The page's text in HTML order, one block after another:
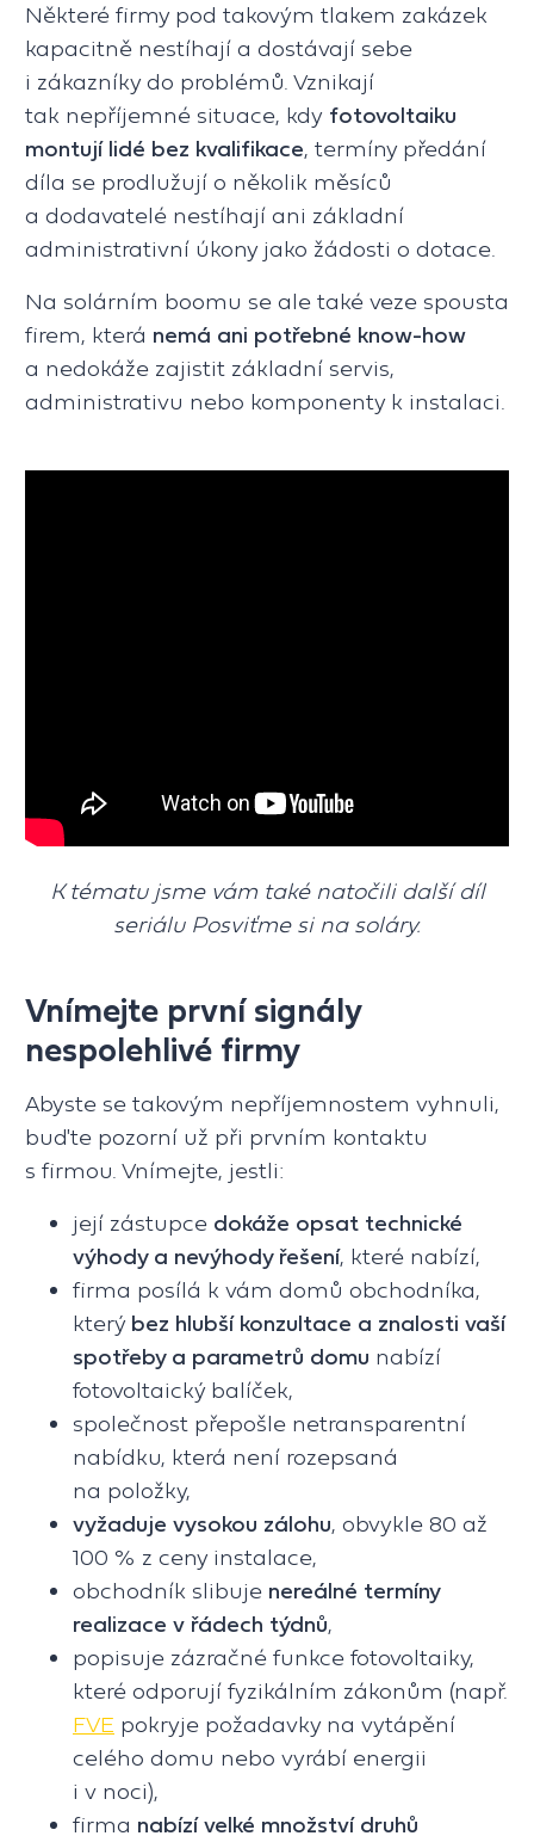
Některé firmy pod takovým tlakem zakázek
kapacitně nestíhají a dostávají sebe
i zákazníky do problémů. Vznikají
tak nepříjemné situace, kdy fotovoltaiku
montují lidé bez kvalifikace, termíny předání
díla se prodlužují o několik měsíců
a dodavatelé nestíhají ani základní
administrativní úkony jako žádosti o dotace.
Na solárním boomu se ale také veze spousta
firem, která nemá ani potřebné know-how
a nedokáže zajistit základní servis,
administrativu nebo komponenty k instalaci.
K tématu jsme vám také natočili další díl
seriálu Posviťme si na soláry.
Vnímejte první signály
nespolehlivé firmy
Abyste se takovým nepříjemnostem vyhnuli,
buďte pozorní už při prvním kontaktu
s firmou. Vnímejte, jestli:
její zástupce dokáže opsat technické
výhody a nevýhody řešení, které nabízí,
firma posílá k vám domů obchodníka,
který bez hlubší konzultace a znalosti vaší
spotřeby a parametrů domu nabízí
fotovoltaický balíček,
společnost přepošle netransparentní
nabídku, která není rozepsaná
na položky,
vyžaduje vysokou zálohu, obvykle 80 až
100 % z ceny instalace,
obchodník slibuje nereálné termíny
realizace v řádech týdnů,
popisuje zázračné funkce fotovoltaiky,
které odporují fyzikálním zákonům (např.
FVE pokryje požadavky na vytápění
celého domu nebo vyrábí energii
i v noci),
firma nabízí velké množství druhů